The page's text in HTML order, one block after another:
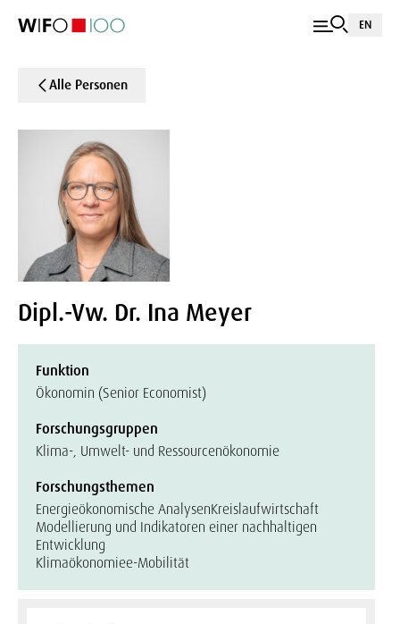
EN
Alle Personen
Dipl.-Vw. Dr. Ina Meyer
Funktion
Ökonomin (Senior Economist)
Forschungsgruppen
Klima-, Umwelt- und Ressourcenökonomie
Forschungsthemen
Energieökonomische AnalysenKreislaufwirtschaft
Modellierung und Indikatoren einer nachhaltigen
Entwicklung
Klimaökonomiee-Mobilität